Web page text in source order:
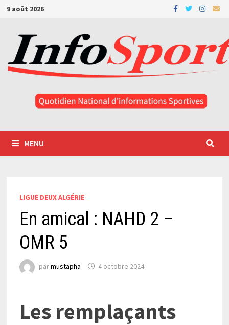
Passer
contenu
9 août 2026
MENU
LIGUE DEUX ALGÉRIE
En amical : NAHD 2 –
OMR 5
parmustapha 4 octobre 2024
Les remplaçants